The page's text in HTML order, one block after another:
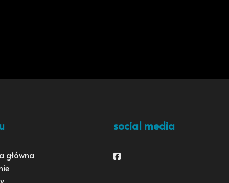
główna
social media
Facebook